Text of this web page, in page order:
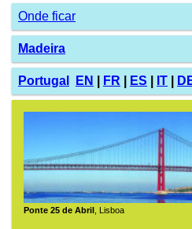
Onde ficar
Madeira
Portugal EN FR ES IT
Ponte 25 de Abril , Lisboa